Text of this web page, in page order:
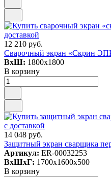
12 210 руб.
Сварочный экран «Скрин
ВxШ: 1800x1800
В корзину
14 048 руб.
Защитный экран сварщика
Артикул: ER-00032253
ВxШxГ: 1700x1600x500
В корзину